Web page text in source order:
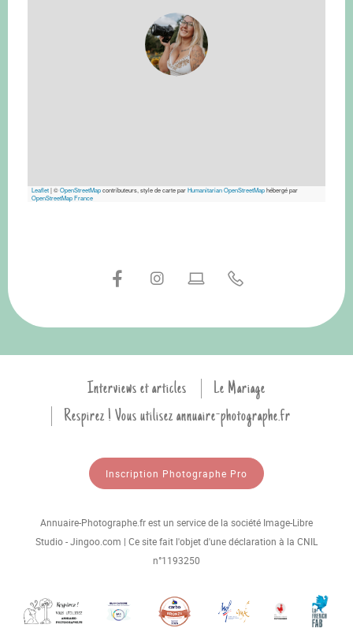
Leaflet|©OpenStreetMapcontributeurs, style de carte parHumanitarian OpenStreetMaphébergé par
OpenStreetMap France
Interviews et articles
Le Mariage
Respirez ! Vous utilisez annuaire-photographe.fr
Inscription Photographe Pro
Annuaire-Photographe.fr est un service de la société Image-Libre
Studio - Jingoo.com | Ce site fait l'objet d'une déclaration à la CNIL
n°1193250